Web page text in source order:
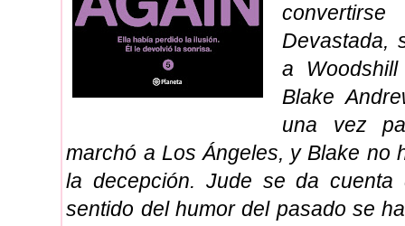
Devastada,
a
Blake
una vez
marchó a Los Ángeles, y Blake no
la decepción. Jude se da
sentido del humor del pasado se